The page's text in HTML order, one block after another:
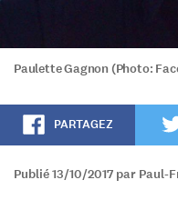
Paulette Gagnon (Photo:
PARTAGEZ
Publié 13/10/2017 par Paul-